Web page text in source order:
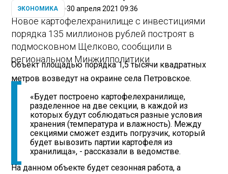
ЭКОНОМИКА 30 апреля 2021 09:36
Новое картофелехранилище с инвестициями
порядка 135 миллионов рублей построят в
подмосковном Щелково, сообщили в
региональном Минжилполитики
Объект площадью порядка 1,5 тысячи квадратных
метров возведут на окраине села Петровское.
«Будет построено картофелехранилище,
разделенное на две секции, в каждой из
которых будут соблюдаться разные условия
хранения (температура и влажность). Между
секциями сможет ездить погрузчик, который
будет вывозить партии картофеля из
хранилища», - рассказали в ведомстве.
На данном объекте будет сезонная работа, а